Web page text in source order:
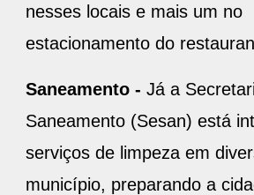
nesses locais e mais um no
estacionamento do
Saneamento - Já a
Saneamento (Sesan) está
serviços de limpeza em
município, preparando a